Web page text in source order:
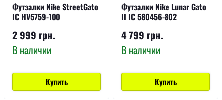
Футзалки Nike StreetGato
IC HV5759-100
2 999 грн.
В наличии
Купить
Футзалки Nike Lunar Gato
II IC 580456-802
4 799 грн.
В наличии
Купить